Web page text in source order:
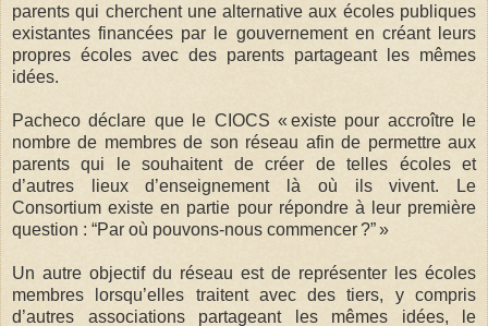
parents qui cherchent une alternative aux écoles publiques
existantes financées par le gouvernement en créant leurs
propres écoles avec des parents partageant les mêmes
idées.
Pacheco déclare que le CIOCS « existe pour accroître le
nombre de membres de son réseau afin de permettre aux
parents qui le souhaitent de créer de telles écoles et
d’autres lieux d’enseignement là où ils vivent. Le
Consortium existe en partie pour répondre à leur première
question : “Par où pouvons-nous commencer ?” »
Un autre objectif du réseau est de représenter les écoles
membres lorsqu’elles traitent avec des tiers, y compris
d’autres associations partageant les mêmes idées, le